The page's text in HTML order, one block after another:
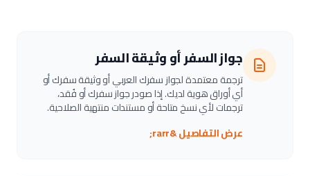
جواز السفر أو وثيقة السفر
ترجمة معتمدة لجواز سفرك العربي أو وثيقة سفرك أو
أي أوراق هوية لديك. إذا صودر جواز سفرك أو فُقد،
ترجمات لأي نسخ متاحة أو مستندات منتهية الصلاحية.
عرض التفاصيل &rarr;